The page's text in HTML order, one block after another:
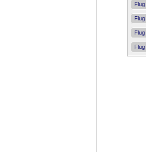
Flug
Flug
Flug
Flug